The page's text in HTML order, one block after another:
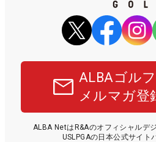
ALBAゴル
メルマガ登
ALBA NetはR&Aのオフィシャルデ
USLPGAの日本公式サイト